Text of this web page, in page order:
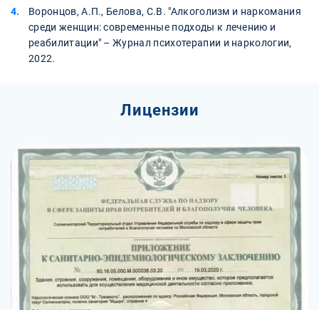
Воронцов, А.П., Белова, С.В. "Алкоголизм и наркомания
среди женщин: современные подходы к лечению и
реабилитации" – Журнал психотерапии и наркологии,
2022.
Лицензии